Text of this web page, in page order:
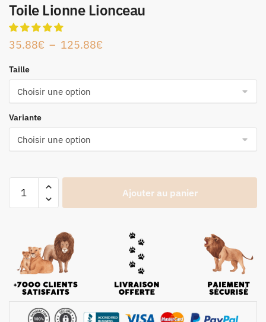
Toile Lionne Lionceau
35.88€ – 125.88€
Taille
Variante
Ajouter au panier